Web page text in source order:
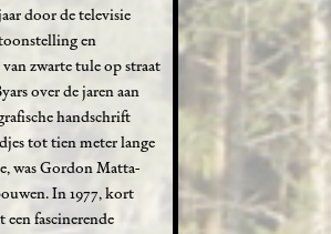
door de televisie
en
zwarte tule op straat
over de jaren aan
handschrift
tot tien meter lange
was Gordon Matta-
In 1977, kort
fascinerende